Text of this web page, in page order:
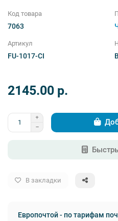
Код товара
7063
Артикул
FU-1017-CI
2145.00 p.
В закладки
Европочтой - по тарифам